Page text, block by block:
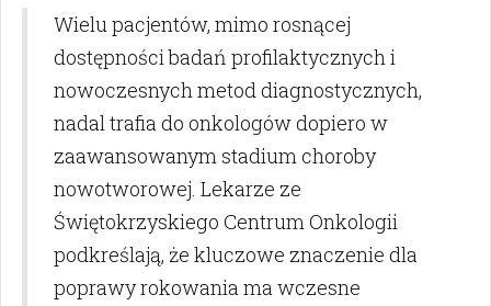
Wielu pacjentów, mimo rosnącej
dostępności badań profilaktycznych i
nowoczesnych metod diagnostycznych,
nadal trafia do onkologów dopiero w
zaawansowanym stadium choroby
nowotworowej. Lekarze ze
Świętokrzyskiego Centrum Onkologii
podkreślają, że kluczowe znaczenie dla
poprawy rokowania ma wczesne